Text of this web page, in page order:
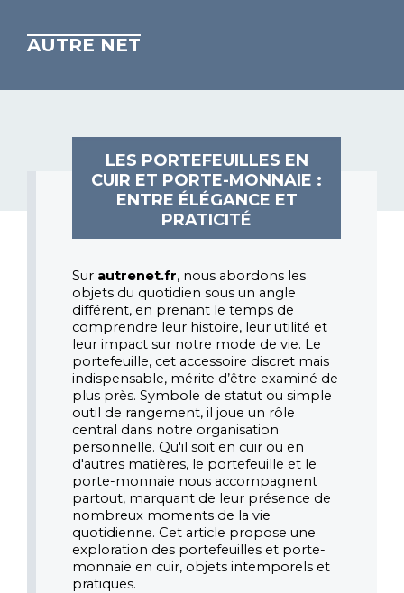
AUTRE NET
LES PORTEFEUILLES EN
CUIR ET PORTE-MONNAIE :
ENTRE ÉLÉGANCE ET
PRATICITÉ
Sur autrenet.fr, nous abordons les
objets du quotidien sous un angle
différent, en prenant le temps de
comprendre leur histoire, leur utilité et
leur impact sur notre mode de vie. Le
portefeuille, cet accessoire discret mais
indispensable, mérite d’être examiné de
plus près. Symbole de statut ou simple
outil de rangement, il joue un rôle
central dans notre organisation
personnelle. Qu'il soit en cuir ou en
d'autres matières, le portefeuille et le
porte-monnaie nous accompagnent
partout, marquant de leur présence de
nombreux moments de la vie
quotidienne. Cet article propose une
exploration des portefeuilles et porte-
monnaie en cuir, objets intemporels et
pratiques.